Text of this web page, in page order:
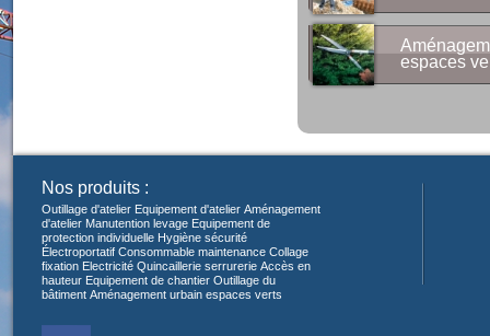
espaces
Nos produits :
Outillage d'atelier Equipement d'atelier Aménagement
d'atelier Manutention levage Equipement de
protection individuelle Hygiène sécurité
Électroportatif Consommable maintenance Collage
fixation Electricité Quincaillerie serrurerie Accès en
hauteur Equipement de chantier Outillage du
bâtiment Aménagement urbain espaces verts